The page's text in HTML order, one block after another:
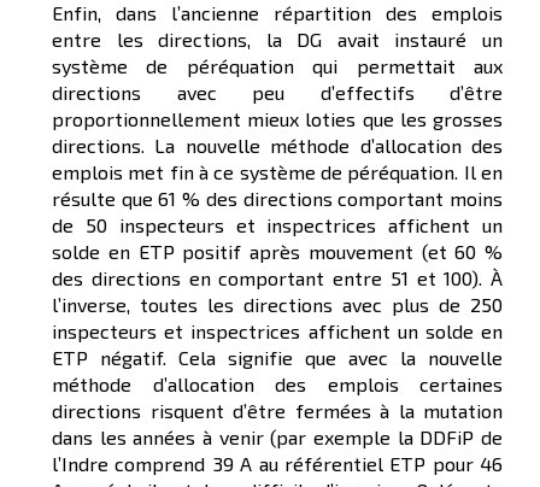
Enfin, dans l’ancienne répartition des emplois
entre les directions, la DG avait instauré un
système de péréquation qui permettait aux
directions avec peu d’effectifs d’être
proportionnellement mieux loties que les grosses
directions. La nouvelle méthode d’allocation des
emplois met fin à ce système de péréquation. Il en
résulte que 61 % des directions comportant moins
de 50 inspecteurs et inspectrices affichent un
solde en ETP positif après mouvement (et 60 %
des directions en comportant entre 51 et 100). À
l’inverse, toutes les directions avec plus de 250
inspecteurs et inspectrices affichent un solde en
ETP négatif. Cela signifie que avec la nouvelle
méthode d’allocation des emplois certaines
directions risquent d’être fermées à la mutation
dans les années à venir (par exemple la DDFiP de
l’Indre comprend 39 A au référentiel ETP pour 46